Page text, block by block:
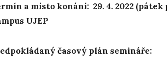
a místo konání: 29. 4. 2022
UJEP
časový plán semináře: